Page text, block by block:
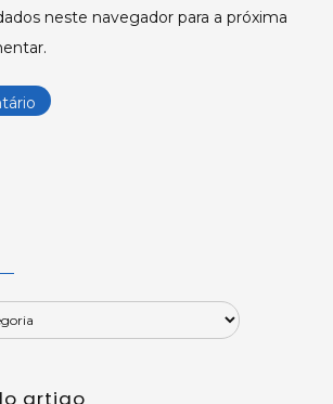
neste navegador para a próxima